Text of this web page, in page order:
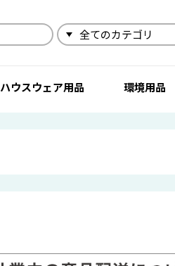
ハウスウェア用品 環境用品